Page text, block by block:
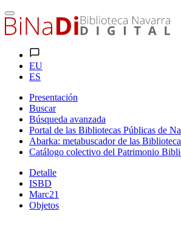
EU
ES
Presentación
Buscar
Búsqueda avanzada
Portal de las Bibliotecas Públicas de
Abarka: metabuscador de las
Catálogo colectivo del Patrimonio
Detalle
ISBD
Marc21
Objetos